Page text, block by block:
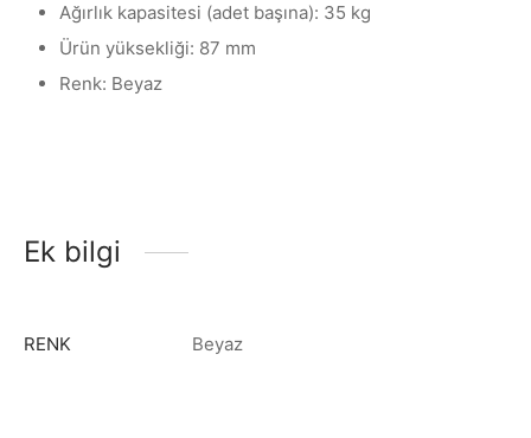
Ağırlık kapasitesi (adet başına): 35 kg
Ürün yüksekliği: 87 mm
Renk: Beyaz
Ek bilgi
RENK Beyaz